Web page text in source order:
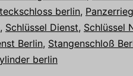
berlin,
, Schlüssel Dienst, Schlüssel
Berlin, Stangenschloß
berlin